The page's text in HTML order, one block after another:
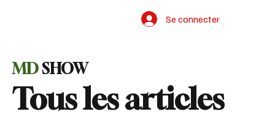
Se connecter
Tous les articles
MDSHOW